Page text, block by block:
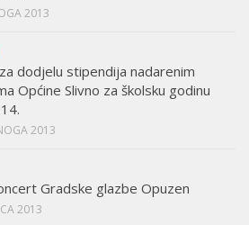
2013
dodjelu stipendija nadarenim
Općine Slivno za školsku godinu
2013
Gradske glazbe Opuzen
2013